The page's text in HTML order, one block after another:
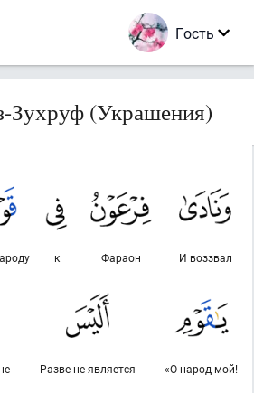
Гость
Зухруф (Украшения)
И воззвал
Фараон
к
«О народ мой!
Разве не является